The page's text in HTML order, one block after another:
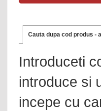
Cauta dupa cod produs -
Introduceti
introduce si
incepe cu